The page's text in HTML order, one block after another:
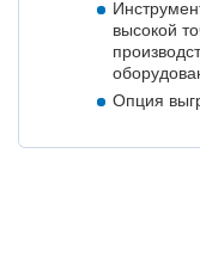
высокой
Опция